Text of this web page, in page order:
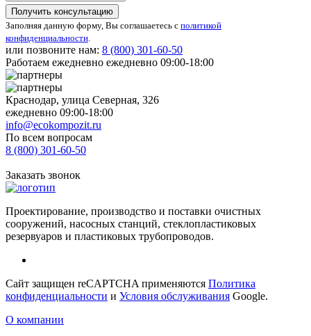
Получить консультацию
Заполняя данную форму, Вы соглашаетесь с политикой
конфиденциальности
или позвоните нам: 8 (800) 301-60-50
Работаем ежедневно ежедневно 09:00-18:00
Краснодар, улица Северная, 326
ежедневно 09:00-18:00
info@ecokompozit.ru
По всем вопросам
8 (800) 301-60-50
Заказать звонок
Проектирование, производство и поставки очистных
сооружений, насосных станций, стеклопластиковых
резервуаров и пластиковых трубопроводов.
Сайт защищен reCAPTCHA применяются Политика
конфиденциальности и Условия обслуживания Google.
О компании